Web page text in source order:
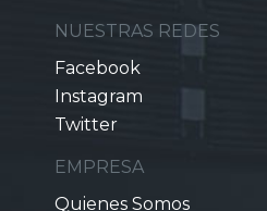
NUESTRAS REDES
Facebook
Instagram
Twitter
EMPRESA
Quienes Somos